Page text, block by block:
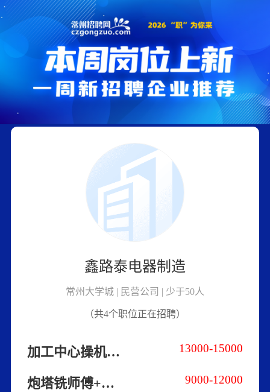
鑫路泰电器制造
常州大学城 | 民营公司 | 少于50人
（共4个职位正在招聘）
13000-15000
加工中心操机师傅+高薪资
9000-12000
炮塔铣师傅+长白班+高薪资